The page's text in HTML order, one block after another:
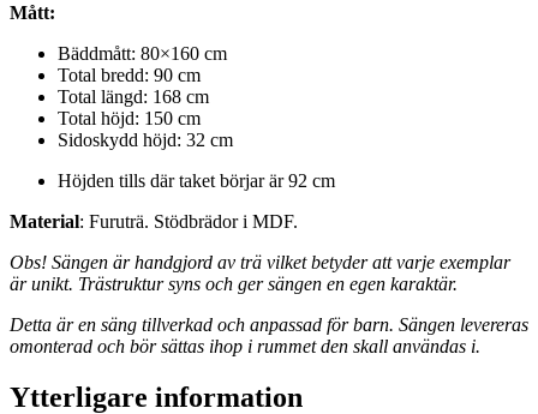
Mått:
Bäddmått: 80×160 cm
Total bredd: 90 cm
Total längd: 168 cm
Total höjd: 150 cm
Sidoskydd höjd: 32 cm
Höjden tills där taket börjar är 92 cm
Material: Furuträ. Stödbrädor i MDF.
Obs! Sängen är handgjord av trä vilket betyder att varje exemplar
är unikt. Trästruktur syns och ger sängen en egen karaktär.
Detta är en säng tillverkad och anpassad för barn. Sängen levereras
omonterad och bör sättas ihop i rummet den skall användas i.
Ytterligare information